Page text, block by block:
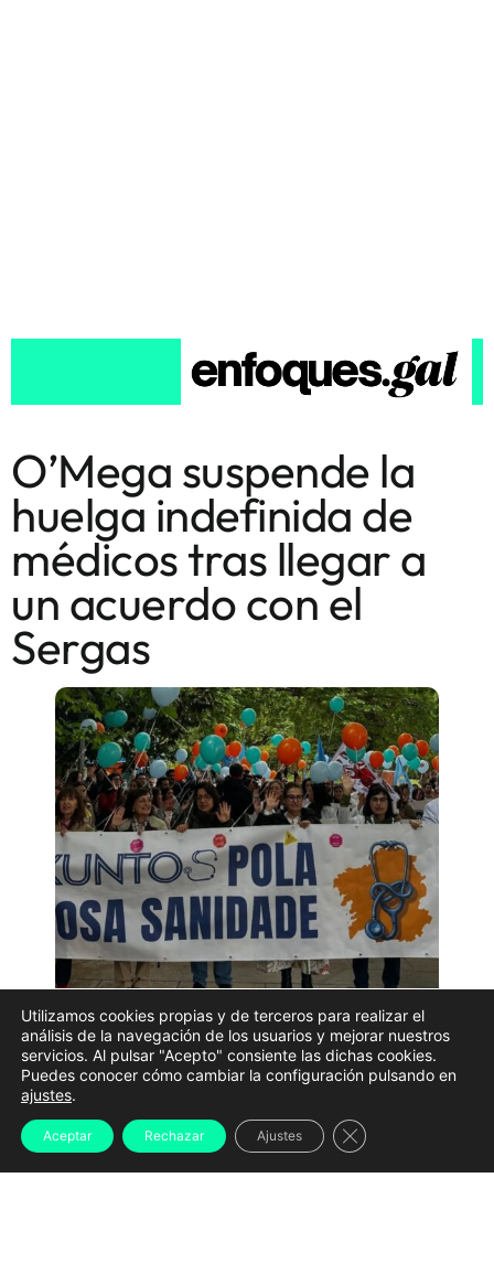
O’Mega suspende la
huelga indefinida de
médicos tras llegar a
un acuerdo con el
Sergas
Manifestación sanidad O'Mega Sergas | Archivo
La Xunta de Galicia y el sindicato médico O’Mega
alcanzaron un acuerdo que pone fin a la huelga
indefinida convocada en el Servizo Galego de Saúde
(Sergas), desbloqueando además la recuperación de
Utilizamos cookies propias y de terceros para realizar el
análisis de la navegación de los usuarios y mejorar nuestros
servicios. Al pulsar "Acepto" consiente las dichas cookies.
Puedes conocer cómo cambiar la configuración pulsando en
ajustes.
Aceptar Rechazar Ajustes Cerrar el banner de